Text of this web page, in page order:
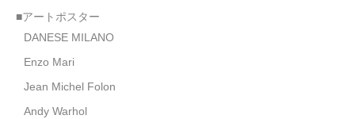
■アートポスター
DANESE MILANO
Enzo Mari
Jean Michel Folon
Andy Warhol